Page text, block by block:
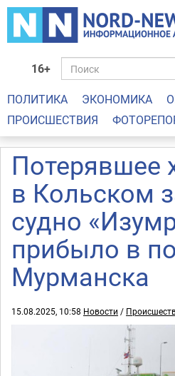
16+
ПОЛИТИКА ЭКОНОМИКА
ПРОИСШЕСТВИЯ
Потерявшее
в Кольском
судно
прибыло в
Мурманска
15.08.2025, 10:58 Новости /